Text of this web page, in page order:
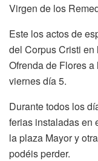
Virgen de los
Este los actos de
del Corpus Cristi
Ofrenda de Flores
viernes día 5.
Durante todos los
ferias instaladas en
la plaza Mayor y
podéis perder.